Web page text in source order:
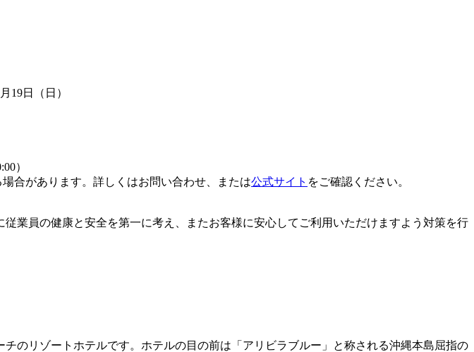
19日（日）
）
合があります。詳しくはお問い合わせ、または公式サイト をご確認ください。
業員の健康と安全を第一に考え、またお客様に安心してご利用いただけますよう対策を行
のリゾートホテルです。ホテルの目の前は「アリビラブルー」と称される沖縄本島屈指の